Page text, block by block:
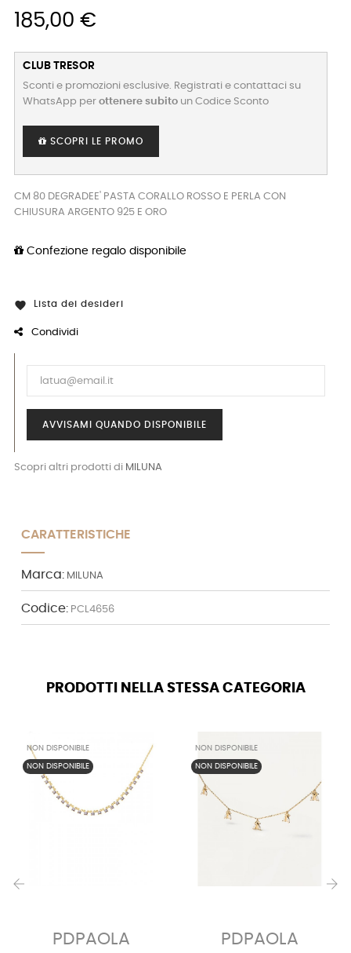
185,00 €
CLUB TRESOR
Sconti e promozioni esclusive. Registrati e contattaci su
WhatsApp per ottenere subito un Codice Sconto
SCOPRI LE PROMO
CM 80 DEGRADEE' PASTA CORALLO ROSSO E PERLA CON
CHIUSURA ARGENTO 925 E ORO
Confezione regalo disponibile
 Lista dei desideri
Condividi
AVVISAMI QUANDO DISPONIBILE
Scopri altri prodotti di MILUNA
CARATTERISTICHE
Marca: MILUNA
Codice: PCL4656
PRODOTTI NELLA STESSA CATEGORIA
NON DISPONIBILE
NON DISPONIBILE
PDPAOLA
NON DISPONIBILE
NON DISPONIBILE
PDPAOLA